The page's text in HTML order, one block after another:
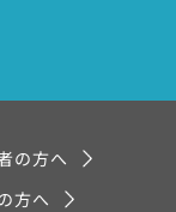
の方へ
方へ